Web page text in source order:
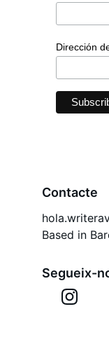
Contacte
Segueix-
Based in